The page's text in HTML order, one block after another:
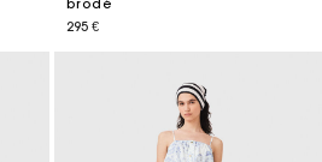
brodé
295 €